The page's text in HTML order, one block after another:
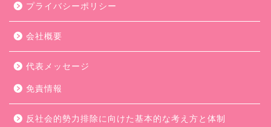
プライバシーポリシー
会社概要
代表メッセージ
免責情報
反社会的勢力排除に向けた基本的な考え方と体制